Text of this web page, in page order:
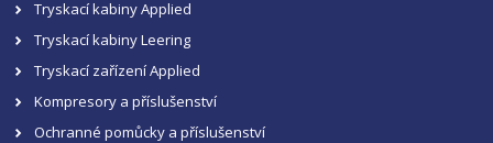
Tryskací kabiny Applied
Tryskací kabiny Leering
Tryskací zařízení Applied
Kompresory a příslušenství
Ochranné pomůcky a příslušenství